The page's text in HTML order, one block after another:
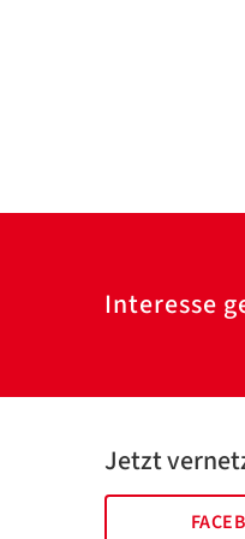
Interesse
Jetzt